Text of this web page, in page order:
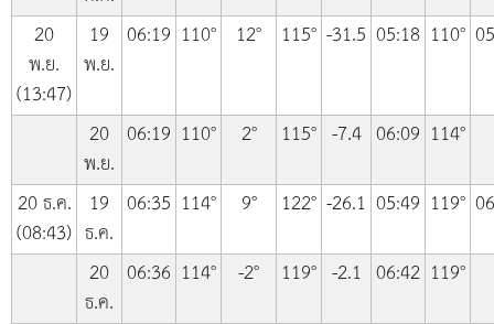
20
พ.ย.
(13:47)
19
พ.ย.
06:19 110° 12° 115° -31.5 05:18 110°
20
พ.ย.
06:19 110° 2° 115° -7.4 06:09 114°
20 ธ.ค.
(08:43)
19
ธ.ค.
06:35 114° 9° 122° -26.1 05:49 119°
20
ธ.ค.
06:36 114° -2° 119° -2.1 06:42 119°